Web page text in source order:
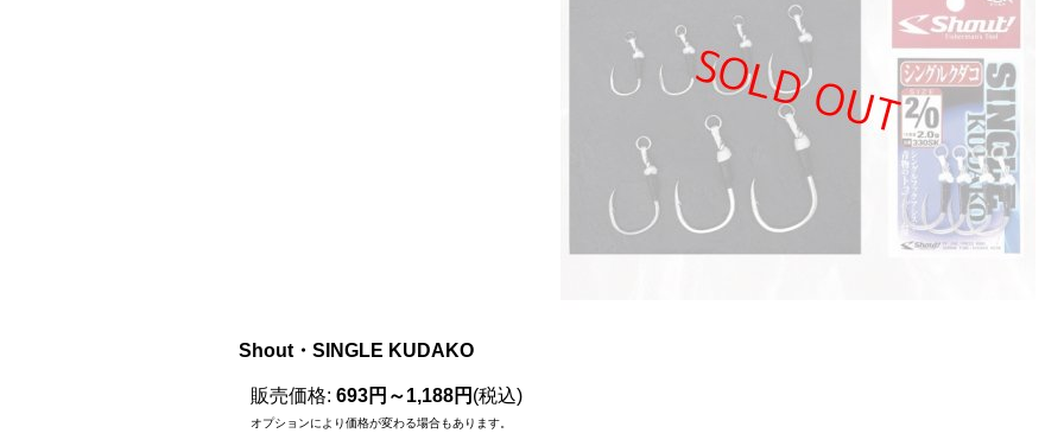
Shout・SINGLE KUDAKO
販売価格: 693円～1,188円 (税込)
オプションにより価格が変わる場合もあります。